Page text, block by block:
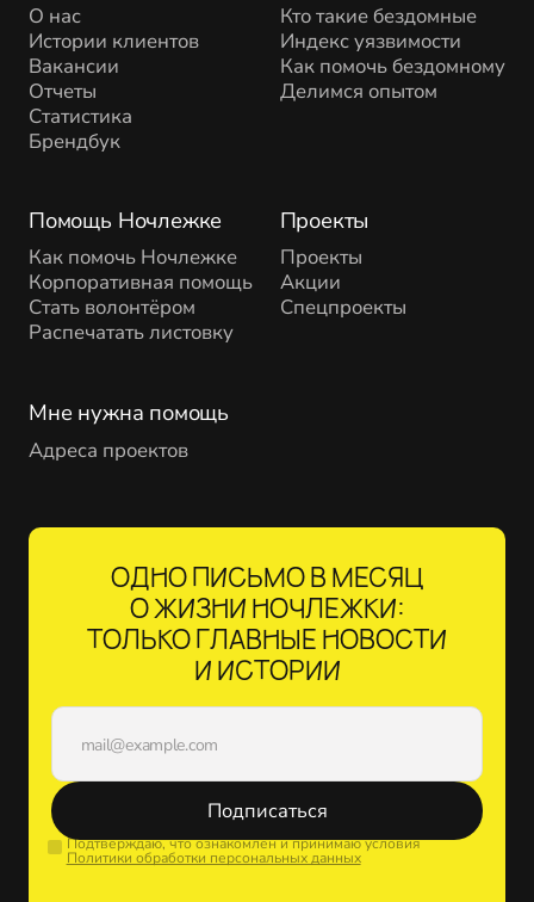
О нас
Истории клиентов
Вакансии
Отчеты
Статистика
Брендбук
Помощь Ночлежке
Как помочь Ночлежке
Корпоративная помощь
Стать волонтёром
Распечатать листовку
Проекты
Проекты
Акции
Спецпроекты
Кто такие бездомные
Индекс уязвимости
Как помочь бездомному
Делимся опытом
Мне нужна помощь
Адреса проектов
ОДНО ПИСЬМО В МЕСЯЦ
О ЖИЗНИ НОЧЛЕЖКИ:
ТОЛЬКО ГЛАВНЫЕ НОВОСТИ
И ИСТОРИИ
Подписаться
Подтверждаю, что ознакомлен и принимаю условия
Политики обработки персональных данных